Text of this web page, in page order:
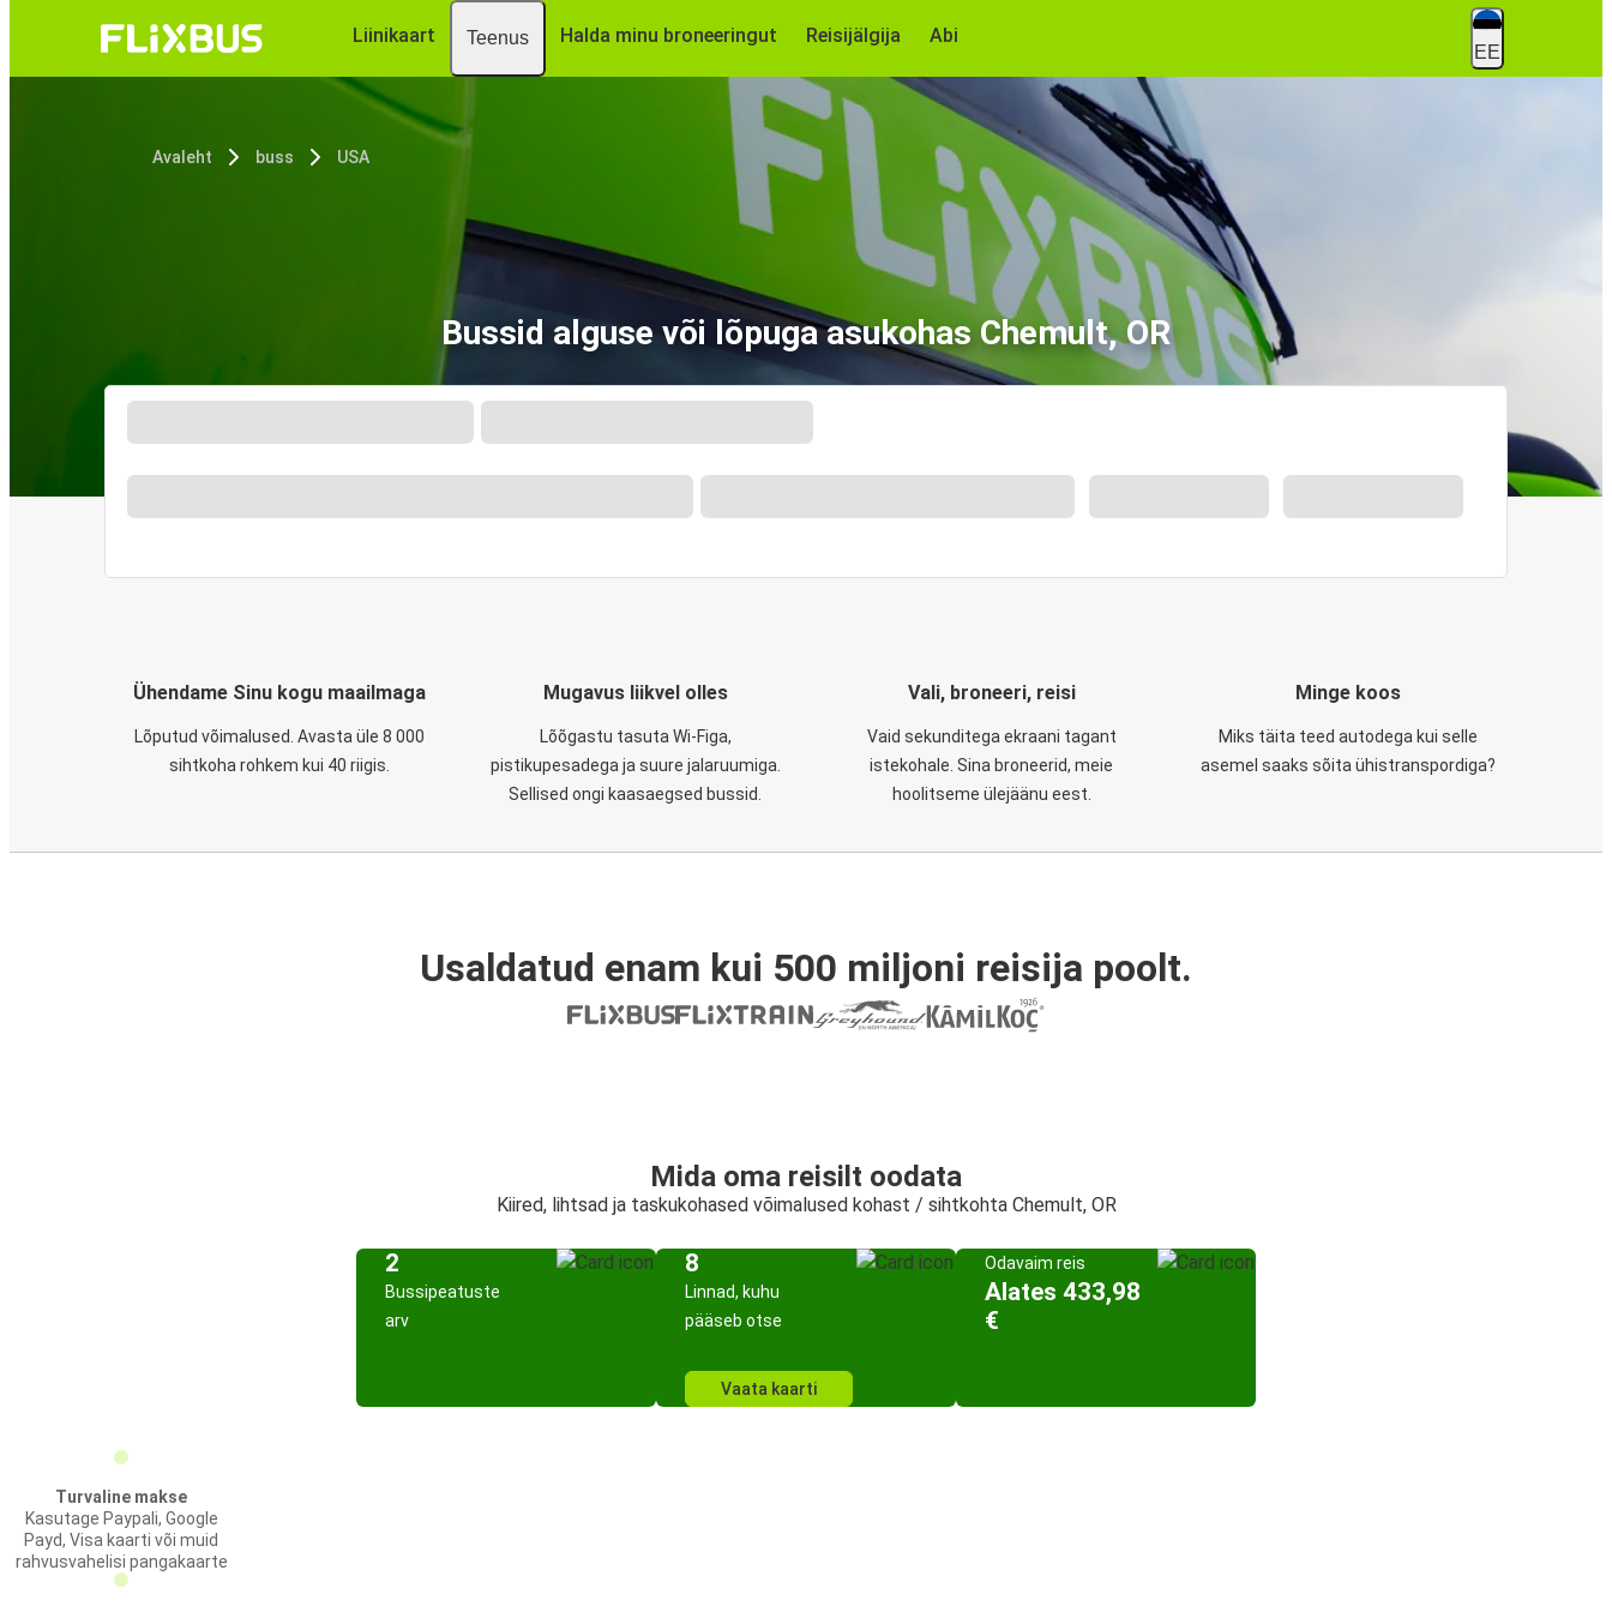
Liinikaart Teenus Halda minu broneeringut Reisijälgija Abi
EE
Avaleht buss USA
Bussid alguse või lõpuga asukohas Chemult, OR
Ühendame Sinu kogu maailmaga
Lõputud võimalused. Avasta üle 8 000
sihtkoha rohkem kui 40 riigis.
Mugavus liikvel olles
Lõõgastu tasuta Wi-Figa,
pistikupesadega ja suure jalaruumiga.
Sellised ongi kaasaegsed bussid.
Vali, broneeri, reisi
Vaid sekunditega ekraani tagant
istekohale. Sina broneerid, meie
hoolitseme ülejäänu eest.
Minge koos
Miks täita teed autodega kui selle
asemel saaks sõita ühistranspordiga?
Usaldatud enam kui 500 miljoni reisija poolt.
Mida oma reisilt oodata
Kiired, lihtsad ja taskukohased võimalused kohast / sihtkohta Chemult, OR
2
Bussipeatuste
arv
8
Linnad, kuhu
pääseb otse
Vaata kaarti
Odavaim reis
Alates 433,98
€
Turvaline makse
Kasutage Paypali, Google
Payd, Visa kaarti või muid
rahvusvahelisi pangakaarte